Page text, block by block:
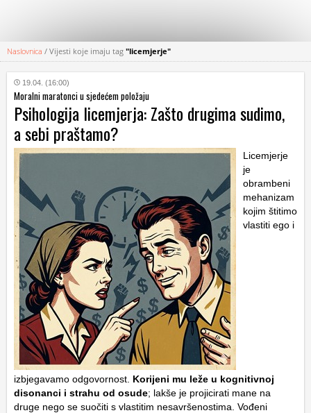
KATEGORIJE
HRVATSKI
WEB
Naslovnica / Vijesti koje imaju tag "licemjerje"
19.04. (16:00)
Moralni maratonci u sjedećem položaju
Psihologija licemjerja: Zašto drugima sudimo,
a sebi praštamo?
Licemjerje
je
obrambeni
mehanizam
kojim štitimo
vlastiti ego i
izbjegavamo odgovornost. Korijeni mu leže u kognitivnoj
disonanci i strahu od osude; lakše je projicirati mane na
druge nego se suočiti s vlastitim nesavršenostima. Vođeni